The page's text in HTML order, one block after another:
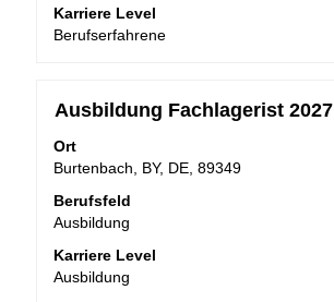
Karriere Level
Berufserfahrene
anzuzeigen.
Stellenbezeichnung
Ausbildung Fachlagerist 2027
Ort
Burtenbach, BY, DE, 89349
Berufsfeld
Ausbildung
Karriere Level
Ausbildung
Drücken
die
Leertaste,
um
die
vollständig
anzuzeigen.